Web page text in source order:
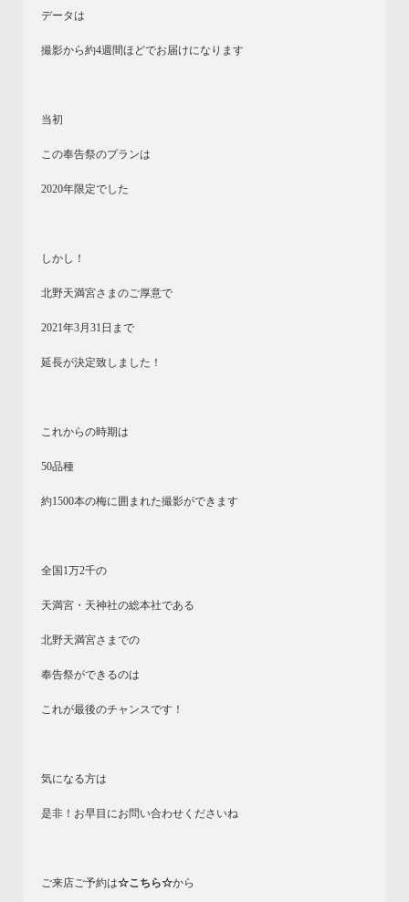
データは
撮影から約4週間ほどでお届けになります
当初
この奉告祭のプランは
2020年限定でした
しかし！
北野天満宮さまのご厚意で
2021年3月31日まで
延長が決定致しました！
これからの時期は
50品種
約1500本の梅に囲まれた撮影ができます
全国1万2千の
天満宮・天神社の総本社である
北野天満宮さまでの
奉告祭ができるのは
これが最後のチャンスです！
気になる方は
是非！お早目にお問い合わせくださいね
ご来店ご予約は☆こちら☆から